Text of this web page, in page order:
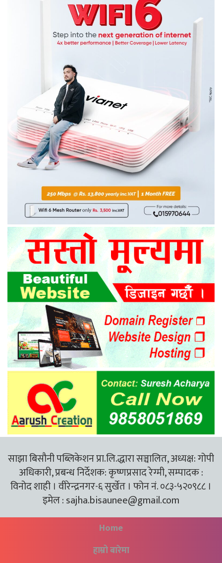
साझा बिसौनी पब्लिकेशन प्रा.लि.द्धारा सञ्चालित, अध्यक्ष: गोपी
अधिकारी, प्रबन्ध निर्देशक: कृष्णप्रसाद रेग्मी, सम्पादक :
विनोद शाही । वीरेन्द्रनगर-६ सुर्खेत । फोन नं. ०८३-५२०९८८ ।
इमेल :sajha.bisaunee@gmail.com
Home
हाम्रो बारेमा